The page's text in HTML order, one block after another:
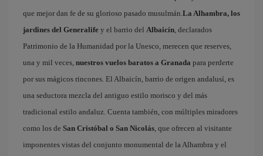
que mejor dan fe de su glorioso pasado musulmán.La Alhambra, los
jardines del Generalife y el barrio del Albaicín, declarados
Patrimonio de la Humanidad por la Unesco, merecen que reserves,
una y mil veces, nuestros vuelos baratos a Granada para perderte
por sus mágicos rincones. El Albaicín, barrio de origen andalusí, es
una seductora mezcla del antiguo estilo morisco y del más
tradicional estilo andaluz. Cuenta también, con múltiples miradores
como los de San Cristóbal o San Nicolás, que ofrecen al visitante
imponentes vistas del conjunto monumental de la Alhambra y el